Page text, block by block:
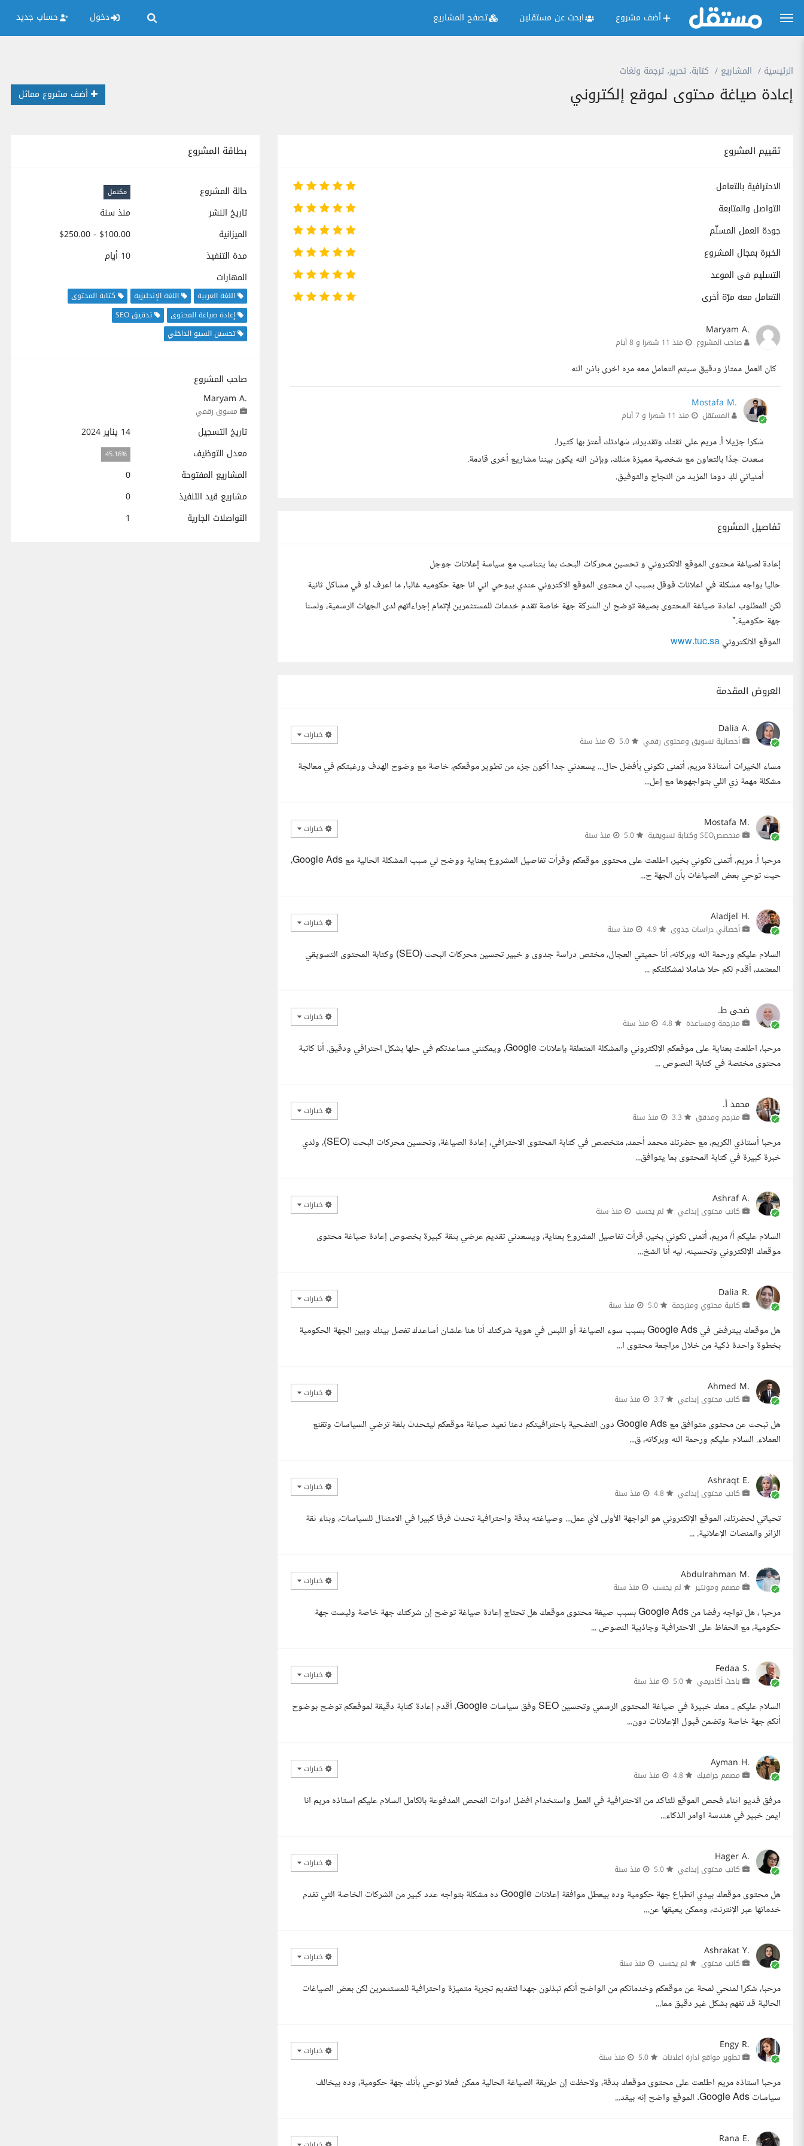
أضف مشروع ابحث عن مستقلين تصفح المشاريع دخول حساب جديد
الرئيسية المشاريع كتابة، تحرير، ترجمة ولغات
إعادة صياغة محتوى لموقع إلكتروني أضف مشروع مماثل
بطاقة المشروع
حالة المشروع مكتمل
تاريخ النشر
منذ سنة
الميزانية
$100.00 - $250.00
مدة التنفيذ
10 أيام
المهارات
اللغة العربية اللغة الإنجليزية
كتابة المحتوى
إعادة صياغة المحتوى
تدقيق SEO
تحسين السيو الداخلي
صاحب المشروع
Maryam A.
مسوق رقمي
تاريخ التسجيل
14 يناير 2024
معدل التوظيف
45.16%
المشاريع المفتوحة
0
مشاريع قيد التنفيذ
0
التواصلات الجارية
1
تقييم المشروع
الاحترافية بالتعامل
التواصل والمتابعة
جودة العمل المسلّم
الخبرة بمجال المشروع
التسليم فى الموعد
التعامل معه مرّة أخرى
Maryam A.
صاحب المشروع منذ 11 شهرا و 8 أيام
كان العمل ممتاز ودقيق سيتم التعامل معه مره اخرى باذن الله
Mostafa M.
المستقل منذ 11 شهرا و 7 أيام
شكرا جزيلا أ. مريم على ثقتك وتقديرك، شهادتك أعتز بها كثيرا.
سعدت جدًا بالتعاون مع شخصية مميزة مثلك، وبإذن الله يكون بيننا مشاريع أخرى قادمة.
أمنياتي لكِ دوما المزيد من النجاح والتوفيق.
تفاصيل المشروع
إعادة لصياغة محتوى الموقع الالكتروني و تحسين محركات البحث بما يتناسب مع سياسة إعلانات جوجل
حاليا بواجه مشكلة في اعلانات قوقل بسبب ان محتوى الموقع الاكتروني عندي بيوحي اني انا جهة حكوميه غالبا, ما اعرف لو في مشاكل ثانية
لكن المطلوب اعادة صياغة المحتوى بصيغة توضح ان الشركة جهة خاصة تقدم خدمات للمستثمرين لإتمام إجراءاتهم لدى الجهات الرسمية، ولسنا
جهة حكومية."
الموقع الالكترونيwww.tuc.sa
العروض المقدمة
Dalia A.
أخصائية تسويق ومحتوى رقمي منذ سنة خيارات
مساء الخيرات أستاذة مريم، أتمنى تكوني بأفضل حال... يسعدني جدا أكون جزء من تطوير موقعكم، خاصة مع وضوح الهدف ورغبتكم في معالجة
مشكلة مهمة زي اللي بتواجهوها مع إعل...
Mostafa M.
متخصصSEO وكتابة تسويقية منذ سنة خيارات
مرحبا أ. مريم، أتمنى تكوني بخير، اطلعت على محتوى موقعكم وقرأت تفاصيل المشروع بعناية ووضح لي سبب المشكلة الحالية مع Google Ads،
حيث توحي بعض الصياغات بأن الجهة ح...
Aladjel H.
أخصائي دراسات جدوى منذ سنة خيارات
السلام عليكم ورحمة الله وبركاته، أنا حميتي العجال، مختص دراسة جدوى و خبير تحسين محركات البحث (SEO) وكتابة المحتوى التسويقي
المعتمد، أقدم لكم حلا شاملا لمشكلتكم ...
ضحى ط.
مترجمة ومساعدة منذ سنة خيارات
مرحبا، اطلعت بعناية على موقعكم الإلكتروني والمشكلة المتعلقة بإعلانات Google، ويمكنني مساعدتكم في حلها بشكل احترافي ودقيق. أنا كاتبة
محتوى مختصة في كتابة النصوص ...
محمد أ.
مترجم ومدقق منذ سنة خيارات
مرحبا أستاذي الكريم، مع حضرتك محمد أحمد، متخصص في كتابة المحتوى الاحترافي، إعادة الصياغة، وتحسين محركات البحث (SEO)، ولدي
خبرة كبيرة في كتابة المحتوى بما يتوافق...
Ashraf A.
كاتب محتوى إبداعي لم يحسب منذ سنة خيارات
السلام عليكم أ/ مريم، أتمنى تكوني بخير، قرأت تفاصيل المشروع بعناية، ويسعدني تقديم عرضي بثقة كبيرة بخصوص إعادة صياغة محتوى
موقعك الإلكتروني وتحسينه. ليه أنا الشخ...
Dalia R.
كاتبة محتوي ومترجمة منذ سنة خيارات
هل موقعك بيترفض في Google Ads بسبب سوء الصياغة أو اللبس في هوية شركتك أنا هنا علشان أساعدك تفصل بينك وبين الجهة الحكومية
بخطوة واحدة ذكية من خلال مراجعة محتوى ا...
Ahmed M.
كاتب محتوى إبداعي منذ سنة خيارات
هل تبحث عن محتوى متوافق مع Google Ads دون التضحية باحترافيتكم دعنا نعيد صياغة موقعكم ليتحدث بلغة ترضي السياسات وتقنع
العملاء. السلام عليكم ورحمة الله وبركاته، ق...
Ashraqt E.
كاتب محتوى إبداعي منذ سنة خيارات
تحياتي لحضرتك، الموقع الإلكتروني هو الواجهة الأولى لأي عمل... وصياغته بدقة واحترافية تحدث فرقا كبيرا في الامتثال للسياسات، وبناء ثقة
الزائر والمنصات الإعلانية. ...
Abdulrahman M.
مصمم ومونتير لم يحسب منذ سنة خيارات
مرحبا ، هل تواجه رفضا من Google Ads بسبب صيغة محتوى موقعك هل تحتاج إعادة صياغة توضح إن شركتك جهة خاصة وليست جهة
حكومية، مع الحفاظ على الاحترافية وجاذبية النصوص ...
Fedaa S.
باحث أكاديمي منذ سنة خيارات
السلام عليكم .. معك خبيرة في صياغة المحتوى الرسمي وتحسين SEO وفق سياسات Google، أقدم إعادة كتابة دقيقة لموقعكم توضح بوضوح
أنكم جهة خاصة وتضمن قبول الإعلانات دون...
Ayman H.
مصمم جرافيك منذ سنة خيارات
مرفق فديو اثناء فحص الموقع للتاكد من الاحترافية في العمل واستخدام افضل ادوات الفحص المدفوعة بالكامل السلام عليكم استاذه مريم انا
ايمن خبير في هندسة اوامر الذكاء...
Hager A.
كاتب محتوى إبداعي منذ سنة خيارات
هل محتوى موقعك بيدي انطباع جهة حكومية وده بيعطل موافقة إعلانات Google ده مشكلة بتواجه عدد كبير من الشركات الخاصة التي تقدم
خدماتها عبر الإنترنت، وممكن يعيقها عن...
Ashrakat Y.
كاتب محتوى لم يحسب منذ سنة خيارات
مرحبا، شكرا لمنحي لمحة عن موقعكم وخدماتكم من الواضح أنكم تبذلون جهدا لتقديم تجربة متميزة واحترافية للمستثمرين لكن بعض الصياغات
الحالية قد تفهم بشكل غير دقيق مما...
Engy R.
تطوير مواقع ادارة اعلانات منذ سنة خيارات
مرحبا استاذه مريم اطلعت على محتوى موقعك بدقة، ولاحظت إن طريقة الصياغة الحالية ممكن فعلا توحي بأنك جهة حكومية، وده بيخالف
سياسات Google Ads. الموقع واضح إنه بيقد...
Rana E.